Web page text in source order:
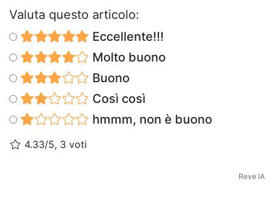
Valuta questo articolo:
Eccellente!!!
Molto buono
Buono
Così così
hmmm, non è buono
4.33/5, 3 voti
Reve IA